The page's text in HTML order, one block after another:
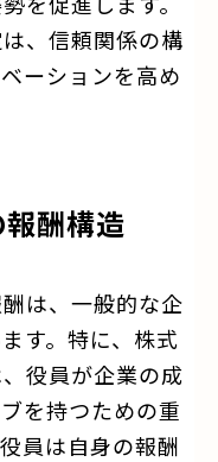
、信頼関係の構
ーションを高め
酬構造
は、一般的な企
す。特に、株式
役員が企業の成
を持つための重
員は自身の報酬